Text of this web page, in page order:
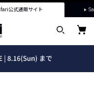
公式通販サイト